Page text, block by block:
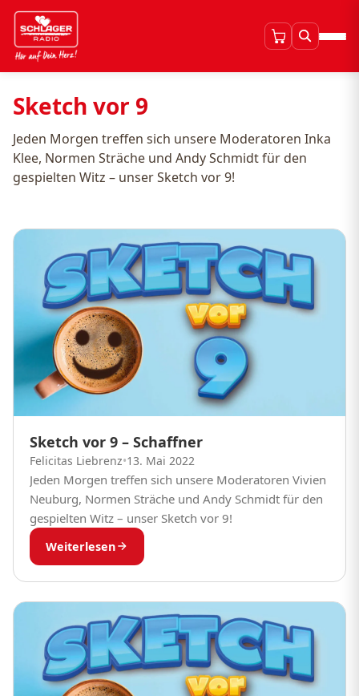
Sketch vor 9
Jeden Morgen treffen sich unsere Moderatoren Inka
Klee, Normen Sträche und Andy Schmidt für den
gespielten Witz – unser Sketch vor 9!
Sketch vor 9 – Schaffner
Felicitas Liebrenz•13. Mai 2022
Jeden Morgen treffen sich unsere Moderatoren Vivien
Neuburg, Normen Sträche und Andy Schmidt für den
gespielten Witz – unser Sketch vor 9!
Weiterlesen